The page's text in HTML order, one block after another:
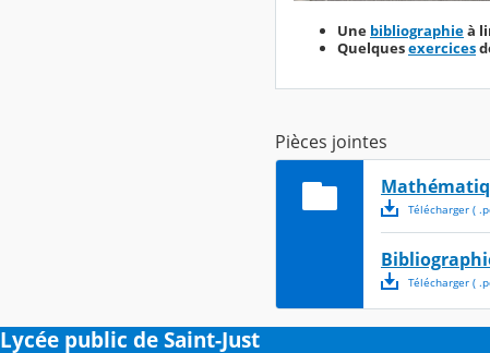
Une bibliographieà
Quelquesexercices
Pièces jointes
Télécharger( .
Télécharger( .
Lycée public de Saint-Just